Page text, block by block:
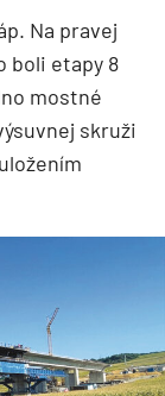
Na pravej
boli etapy 8
mostné
skruži